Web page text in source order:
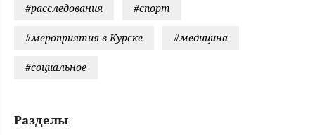
#расследования #спорт
#мероприятия в Курске #медицина
#социальное
Разделы